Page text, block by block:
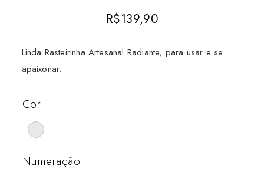
R$139,90
Linda Rasteirinha Artesanal Radiante, para usar e se
apaixonar.
Cor
Numeração